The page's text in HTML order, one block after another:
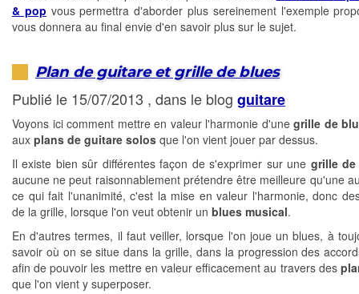
& pop vous permettra d'aborder plus sereinement l'exemple
vous donnera au final envie d'en savoir plus sur le sujet.
Plan de guitare et grille de blues
Publié le 15/07/2013 , dans le blog guitare
Voyons ici comment mettre en valeur l'harmonie d'unegrille de
aux plans de guitare solos que l'on vient jouer par dessus.
Il existe bien sûr différentes façon de s'exprimer sur une grille
aucune ne peut raisonnablement prétendre être meilleure qu'une
ce qui fait l'unanimité, c'est la mise en valeur l'harmonie, donc
de la grille, lorsque l'on veut obtenir un blues musical.
En d'autres termes, il faut veiller, lorsque l'on joue un blues, à
savoir où on se situe dans la grille, dans la progression des
afin de pouvoir les mettre en valeur efficacement au travers des
que l'on vient y superposer.